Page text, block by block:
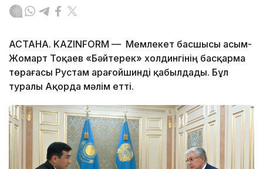
АСТАНА. KAZINFORM — Мемлекет басшысы Қасым-
Жомарт Тоқаев «Бәйтерек» холдингінің басқарма
төрағасы Рустам Қарағойшинді қабылдады. Бұл
туралы Ақорда мәлім етті.